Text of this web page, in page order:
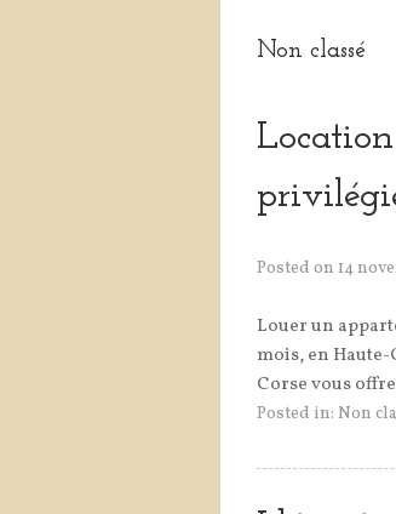
Non classé
Posted on 14
Louer un
mois, en
Corse vous
Posted in: Non